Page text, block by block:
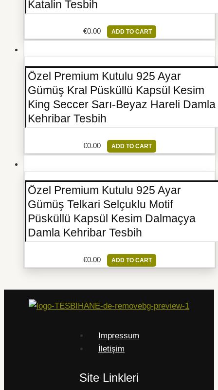
Katalin Tesbih
€0.00 ADD TO CART
Özel Premium Kutulu 925 Ayar
Gümüş Kral Püsküllü Kapsül Kesim
King Seccer Sarı-Beyaz Hareli Damla
Kehribar Tesbih
€0.00 ADD TO CART
Özel Premium Kutulu 925 Ayar
Gümüş Telkari Selçuklu Motif
Püsküllü Kapsül Kesim Dalmaçya
Damla Kehribar Tesbih
€0.00 ADD TO CART
Impressum
İletişim
Site Linkleri